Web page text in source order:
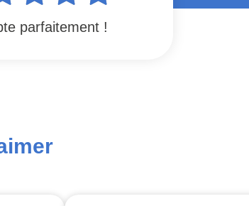
parfaitement !